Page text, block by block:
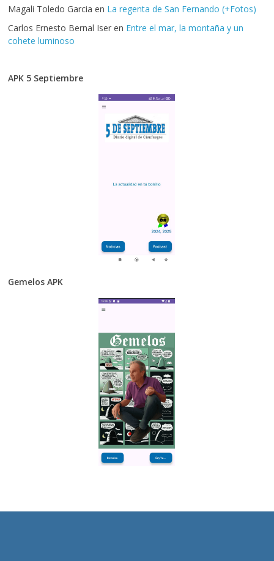
Magali Toledo Garcia en La regenta de San Fernando (+Fotos)
Carlos Ernesto Bernal Iser en Entre el mar, la montaña y un
cohete luminoso
APK 5 Septiembre
Gemelos APK